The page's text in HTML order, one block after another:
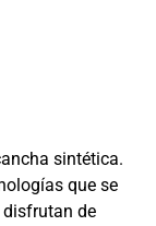
sintética.
que se
de